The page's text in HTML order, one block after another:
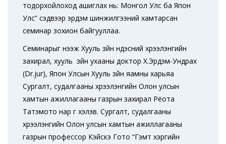
тодорхойлоход ашиглах нь: Монгол Улс ба Япон
Улс” сэдвээр эрдэм шинжилгээний хамтарсан
семинар зохион байгууллаа.
Семинарыг нээж Хууль зүйн үндэсний хүрээлэнгийн
захирал, хууль зүйн ухааны доктор Х.Эрдэм-Ундрах
(Dr.jur), Япон Улсын Хууль зүйн яамны харьяа
Сургалт, судалгааны хүрээлэнгийн Олон улсын
хамтын ажиллагааны газрын захирал Рёота
Татэмото нар үг хэлэв. Сургалт, судалгааны
хүрээлэнгийн Олон улсын хамтын ажиллагааны
газрын профессор Кэйсүкэ Гото “Гэмт хэргийн